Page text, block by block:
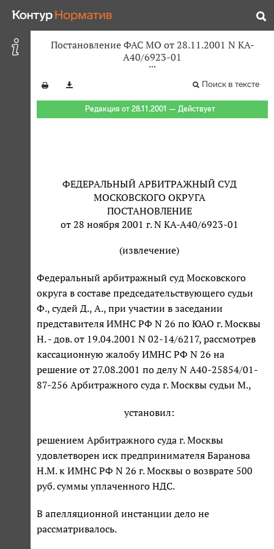
Постановление ФАС МО от 28.11.2001 N КА-
А40/6923-01
Поиск в тексте
Редакция от 28.11.2001 — Действует
ФЕДЕРАЛЬНЫЙ АРБИТРАЖНЫЙ СУД
МОСКОВСКОГО ОКРУГА
ПОСТАНОВЛЕНИЕ
от 28 ноября 2001 г. N КА-А40/6923-01
(извлечение)
Федеральный арбитражный суд Московского
округа в составе председательствующего судьи
Ф., судей Д., А., при участии в заседании
представителя ИМНС РФ N 26 по ЮАО г. Москвы
Н. - дов. от 19.04.2001 N 02-14/6217, рассмотрев
кассационную жалобу ИМНС РФ N 26 на
решение от 27.08.2001 по делу N А40-25854/01-
87-256 Арбитражного суда г. Москвы судьи М.,
установил:
решением Арбитражного суда г. Москвы
удовлетворен иск предпринимателя Баранова
Н.М. к ИМНС РФ N 26 г. Москвы о возврате 500
руб. суммы уплаченного НДС.
В апелляционной инстанции дело не
рассматривалось.